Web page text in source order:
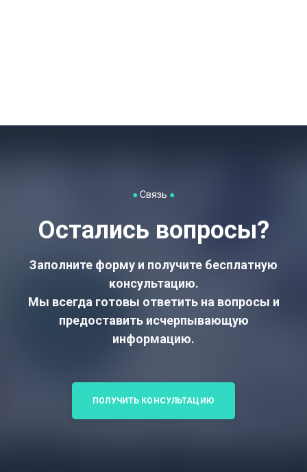
● Связь ●
Остались вопросы?
Заполните форму и получите бесплатную
консультацию.
Мы всегда готовы ответить на вопросы и
предоставить исчерпывающую
информацию.
ПОЛУЧИТЬ КОНСУЛЬТАЦИЮ